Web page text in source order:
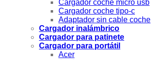
Cargador coche micro usb
Cargador coche tipo-c
Adaptador sin cable coche
Cargador inalámbrico
Cargador para patinete
Cargador para portátil
Acer